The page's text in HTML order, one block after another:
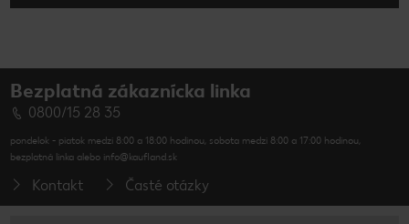
Bezplatná zákaznícka linka
0800/15 28 35
pondelok - piatok medzi 8:00 a 18:00 hodinou, sobota medzi 8:00 a 17:00 hodinou,
bezplatná linka alebo info@kaufland.sk
Kontakt Časté otázky